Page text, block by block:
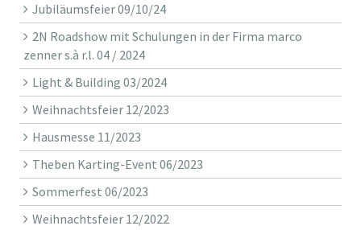
Jubiläumsfeier 09/10/24
2N Roadshow mit Schulungen in der Firma marco
zenner s.à r.l. 04 / 2024
Light & Building 03/2024
Weihnachtsfeier 12/2023
Hausmesse 11/2023
Theben Karting-Event 06/2023
Sommerfest 06/2023
Weihnachtsfeier 12/2022